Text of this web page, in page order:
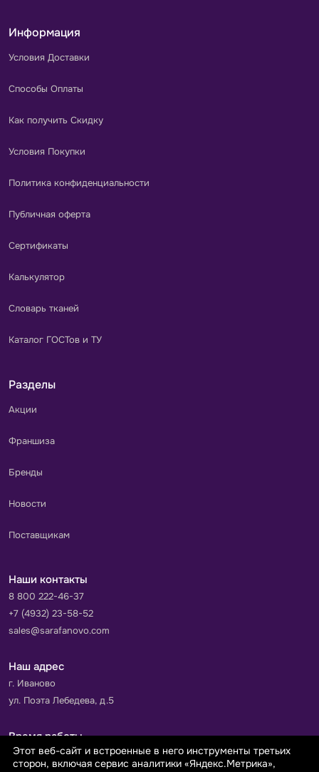
Информация
Условия Доставки
Способы Оплаты
Как получить Скидку
Условия Покупки
Политика конфиденциальности
Публичная оферта
Сертификаты
Калькулятор
Словарь тканей
Каталог ГОСТов и ТУ
Разделы
Акции
Франшиза
Бренды
Новости
Поставщикам
Наши контакты
8 800 222-46-37
+7 (4932) 23-58-52
sales@sarafanovo.com
Наш адрес
г. Иваново
ул. Поэта Лебедева, д.5
Время работы
Пн-Пт с 9.00 до 18.00
Этот веб-сайт и встроенные в него инструменты третьих
сторон, включая сервис аналитики «Яндекс.Метрика»,